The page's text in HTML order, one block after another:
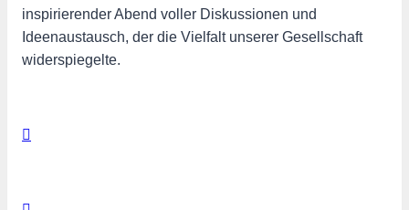
inspirierender Abend voller Diskussionen und
Ideenaustausch, der die Vielfalt unserer Gesellschaft
widerspiegelte.